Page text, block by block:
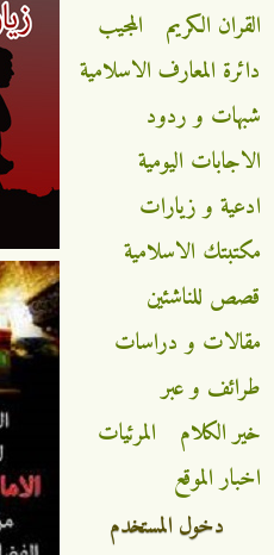
القران الكريم
المجيب
دائرة المعارف الاسلامية
شبهات و ردود
الاجابات اليومية
ادعية و زيارات
مكتبتك الاسلامية
قصص للناشئين
مقالات و دراسات
طرائف و عبر
خير الكلام
المرئيات
اخبار الموقع
دخول المستخدم